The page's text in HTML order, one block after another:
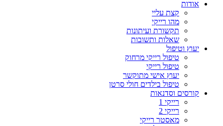
אודות
קצת עליי
מהו רייקי
תקשורת ועיתונות
שאלות ותשובות
יעוץ וטיפול
טיפול רייקי מרחוק
טיפול רייקי
יעוץ אישי מתוקשר
טיפול בילדים חולי סרטן
קורסים וסדנאות
רייקי 1
רייקי 2
מאסטר רייקי